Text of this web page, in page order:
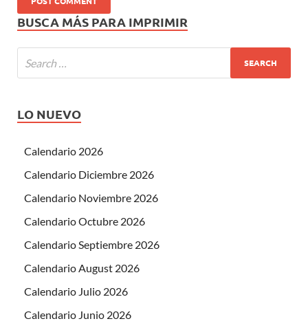
BUSCA MÁS PARA IMPRIMIR
LO NUEVO
Calendario 2026
Calendario Diciembre 2026
Calendario Noviembre 2026
Calendario Octubre 2026
Calendario Septiembre 2026
Calendario August 2026
Calendario Julio 2026
Calendario Junio 2026